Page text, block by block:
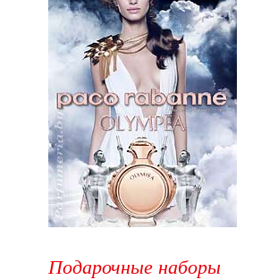
Подарочные наборы